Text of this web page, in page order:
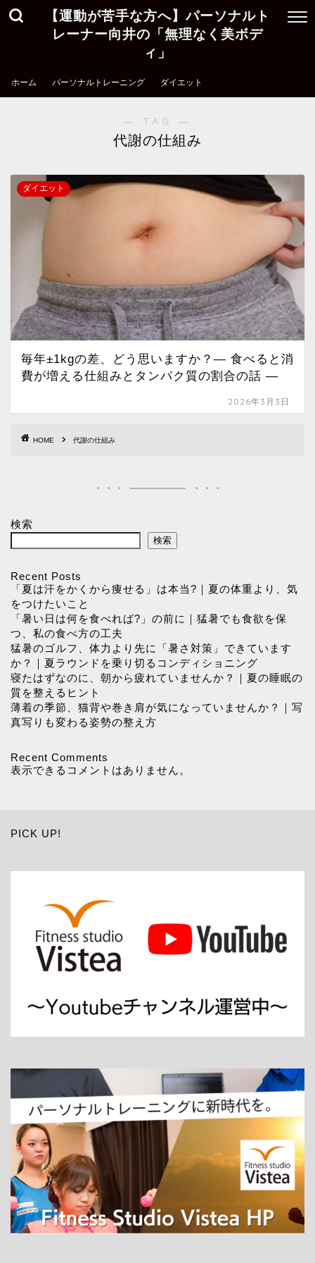
【運動が苦手な方へ】パーソナルト
レーナー向井の「無理なく美ボデ
ィ」
ホーム パーソナルトレーニング ダイエット
― TAG ―
代謝の仕組み
ダイエット
毎年±1kgの差、どう思いますか？― 食べると消
費が増える仕組みとタンパク質の割合の話 ―
2026年3月3日
HOME 代謝の仕組み
検索
検索
Recent Posts
「夏は汗をかくから痩せる」は本当?｜夏の体重より、気
をつけたいこと
「暑い日は何を食べれば?」の前に｜猛暑でも食欲を保
つ、私の食べ方の工夫
猛暑のゴルフ、体力より先に「暑さ対策」できています
か？｜夏ラウンドを乗り切るコンディショニング
寝たはずなのに、朝から疲れていませんか？｜夏の睡眠の
質を整えるヒント
薄着の季節、猫背や巻き肩が気になっていませんか？｜写
真写りも変わる姿勢の整え方
Recent Comments
表示できるコメントはありません。
PICK UP!
ホーム
パーソナルトレーニング
ダイエット